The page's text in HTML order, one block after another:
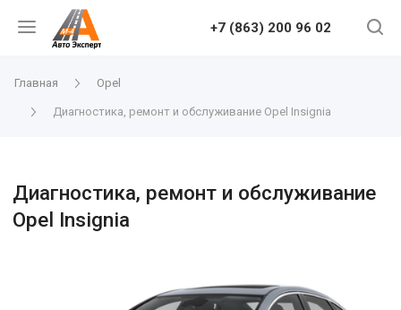
+7 (863) 200 96 02
Главная Opel
Диагностика, ремонт и обслуживание Opel Insignia
Диагностика, ремонт и обслуживание
Opel Insignia